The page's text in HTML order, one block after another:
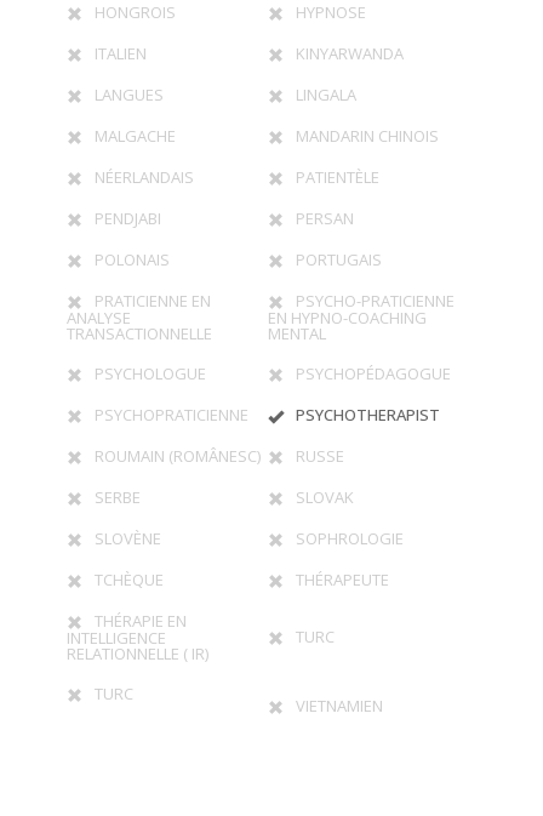
HONGROIS
HYPNOSE
ITALIEN
KINYARWANDA
LANGUES
LINGALA
MALGACHE
MANDARIN CHINOIS
NÉERLANDAIS
PATIENTÈLE
PENDJABI
PERSAN
POLONAIS
PORTUGAIS
PRATICIENNE EN
ANALYSE
TRANSACTIONNELLE
PSYCHO-PRATICIENNE
EN HYPNO-COACHING
MENTAL
PSYCHOLOGUE
PSYCHOPÉDAGOGUE
PSYCHOPRATICIENNE
PSYCHOTHERAPIST
ROUMAIN (ROMÂNESC)
RUSSE
SERBE
SLOVAK
SLOVÈNE
SOPHROLOGIE
TCHÈQUE
THÉRAPEUTE
THÉRAPIE EN
INTELLIGENCE
RELATIONNELLE ( IR)
TURC
TURC
VIETNAMIEN